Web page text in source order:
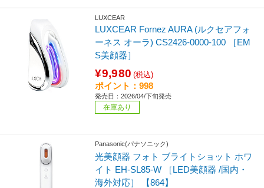
LUXCEAR
LUXCEAR Fornez AURA (ルクセアフォ
ーネス オーラ) CS2426-0000-100 ［EM
S美顔器］
¥9,980 (税込)
ポイント：998
発売日：2026/04/下旬発売
在庫あり
Panasonic(パナソニック)
光美顔器 フォト ブライトショット ホワ
イト EH-SL85-W ［LED美顔器 /国内・
海外対応］ 【864】